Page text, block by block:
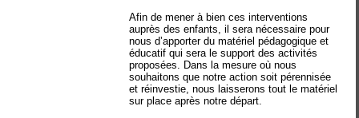
Afin de mener à bien ces interventions
auprès des enfants, il sera nécessaire pour
nous d’apporter du matériel pédagogique et
éducatif qui sera le support des activités
proposées. Dans la mesure où nous
souhaitons que notre action soit pérennisée
et réinvestie, nous laisserons tout le matériel
sur place après notre départ.